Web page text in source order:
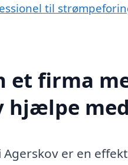
til
et firma
hjælpe
er en